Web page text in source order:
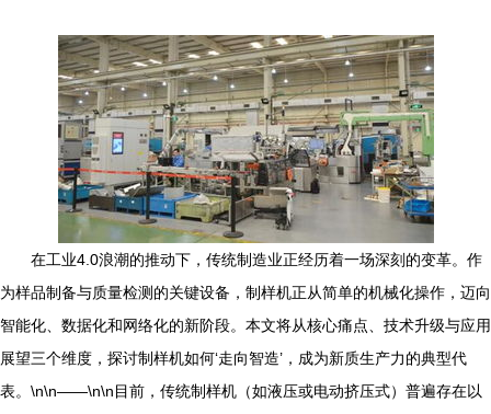
在工业4.0浪潮的推动下，传统制造业正经历着一场深刻的变革。作
为样品制备与质量检测的关键设备，制样机正从简单的机械化操作，迈向
智能化、数据化和网络化的新阶段。本文将从核心痛点、技术升级与应用
展望三个维度，探讨制样机如何‘走向智造’，成为新质生产力的典型代
表。\n\n——\n\n目前，传统制样机（如液压或电动挤压式）普遍存在以